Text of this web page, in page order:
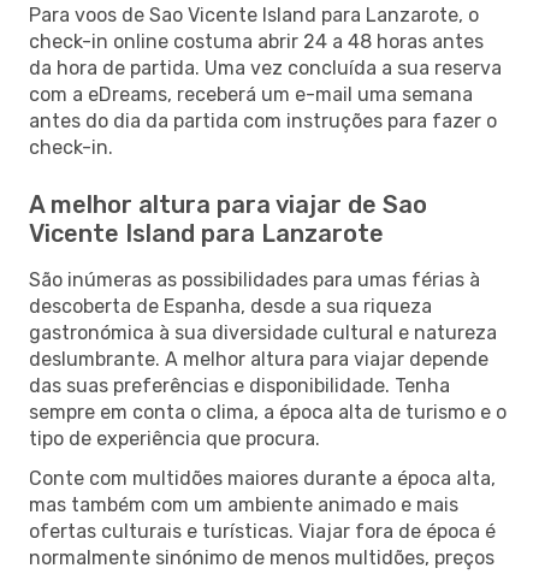
Para voos de Sao Vicente Island para Lanzarote, o
check-in online costuma abrir 24 a 48 horas antes
da hora de partida. Uma vez concluída a sua reserva
com a eDreams, receberá um e-mail uma semana
antes do dia da partida com instruções para fazer o
check-in.
A melhor altura para viajar de Sao
Vicente Island para Lanzarote
São inúmeras as possibilidades para umas férias à
descoberta de Espanha, desde a sua riqueza
gastronómica à sua diversidade cultural e natureza
deslumbrante. A melhor altura para viajar depende
das suas preferências e disponibilidade. Tenha
sempre em conta o clima, a época alta de turismo e o
tipo de experiência que procura.
Conte com multidões maiores durante a época alta,
mas também com um ambiente animado e mais
ofertas culturais e turísticas. Viajar fora de época é
normalmente sinónimo de menos multidões, preços